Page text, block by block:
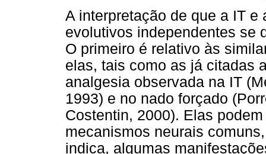
A interpretação de que a IT
evolutivos independentes se
O primeiro é relativo às
elas, tais como as já citadas
analgesia observada na IT
1993) e no nado forçado
Costentin, 2000). Elas
mecanismos neurais
indica, algumas